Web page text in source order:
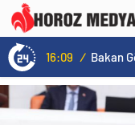
16:09 /